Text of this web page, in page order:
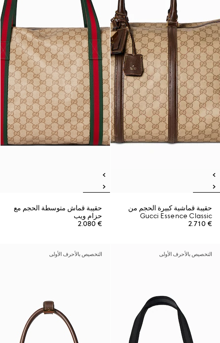
حقيبة قماشية كبيرة الحجم من
Gucci Essence Classic
€ 2.710
حقيبة قماش متوسطة الحجم مع
حزام ويب
€ 2.080
التخصيص بالأحرف الأولى التخصيص بالأحرف الأولى